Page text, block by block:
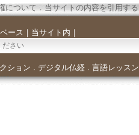
について．当サイトの内容を引用する
ース ｜ 当サイト内 ｜
ション ． デジタル仏経． 言語レッスン